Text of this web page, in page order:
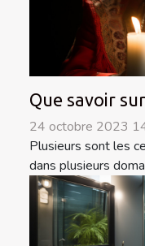
Que savoir sur
24 octobre 2023
Plusieurs sont les
dans plusieurs